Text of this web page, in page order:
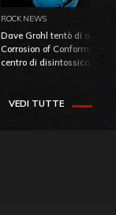
ROCK NEWS
Dave Grohl tentò di
Corrosion of Conformity
centro di
VEDI TUTTE